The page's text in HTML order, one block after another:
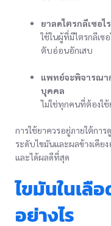
ยาลดไตรกลีเซอไ
ใช้ในผู้ที่มีไตรกลีเซ
ตับอ่อนอักเสบ
แพทย์จะพิจารณา
บุคคล
ไม่ใช่ทุกคนที่ต้องใ
การใช้ยาควรอยู่ภายใต้กา
ระดับไขมันและผลข้างเคีย
และได้ผลดีที่สุด
ไขมันในเลื
อย่างไร